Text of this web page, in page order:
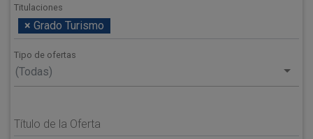
Titulaciones
× Grado Turismo
Tipo de ofertas
(Todas)
Título de la Oferta